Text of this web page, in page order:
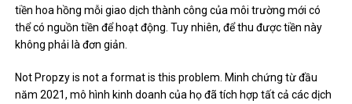
tiền hoa hồng mỗi giao dịch thành công của môi trường mới có
thể có nguồn tiền để hoạt động. Tuy nhiên, để thu được tiền này
không phải là đơn giản.
Not Propzy is not a format is this problem. Minh chứng từ đầu
năm 2021, mô hình kinh doanh của họ đã tích hợp tất cả các dịch